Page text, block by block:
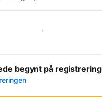
Kom i gang nå
begynt på